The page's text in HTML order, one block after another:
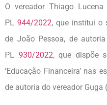
O vereador Thiago
PL 944/2022, que institui o
de João Pessoa, de
PL 930/2022, que dispõe
‘Educação Financeira’ nas
de autoria do vereador Guga